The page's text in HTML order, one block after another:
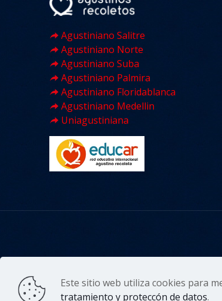
Agustiniano Salitre
Agustiniano Norte
Agustiniano Suba
Agustiniano Palmira
Agustiniano Floridablanca
Agustiniano Medellin
Uniagustiniana
©
Este sitio web utiliza cookies para
tratamiento y proteccón de datos.